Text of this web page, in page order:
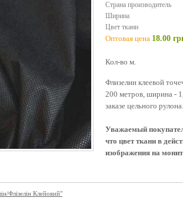
Страна производитель
Ширина
Цвет ткани
Оптовая цена 18.00
Кол-во м.
Флизелин клеевой
200 метров, ширина -
заказе цельного рулона.
Уважаемый
что цвет ткани в
изображения на
Флізелін Клейовий"